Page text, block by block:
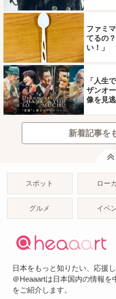
ファミ
てるの
い！」
「人生
ザンオ
像を見
新着記事を
スポット ロー
グルメ イベ
日本をもっと知りたい、応援し
＠Heaaartは日本国内の情報
をご紹介します。